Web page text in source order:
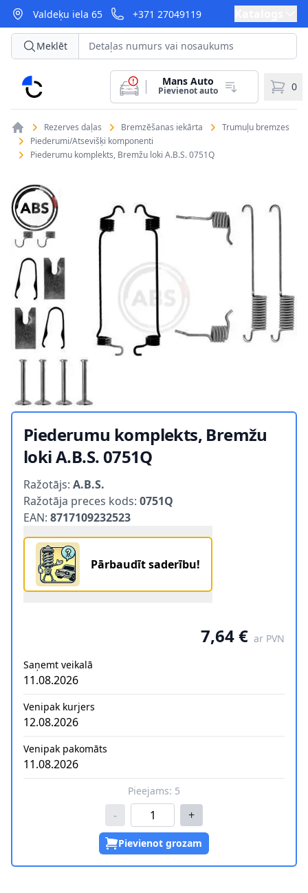
Valdeķu iela 65 +371 27049119
CarParts
Meklēt
Mans Auto
Pievienot auto 0
Rezerves daļas Bremzēšanas iekārta
Trumuļu bremzes
Piederumi/Atsevišķi komponenti
Piederumu komplekts, Bremžu loki A.B.S. 0751Q
Piederumu komplekts, Bremžu
loki A.B.S. 0751Q
Ražotājs: A.B.S.
Ražotāja preces kods: 0751Q
EAN: 8717109232523
Pārbaudīt saderību!
7,64 € ar PVN
Saņemt veikalā
11.08.2026
Venipak kurjers
12.08.2026
Venipak pakomāts
11.08.2026
Pieejams: 5
- +
Pievienot grozam